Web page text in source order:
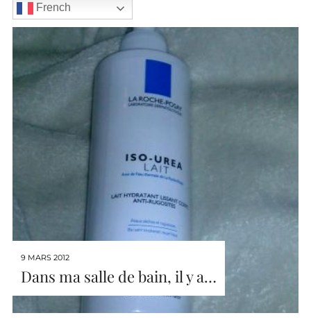
French
9 MARS 2012
Dans ma salle de bain, il y a…